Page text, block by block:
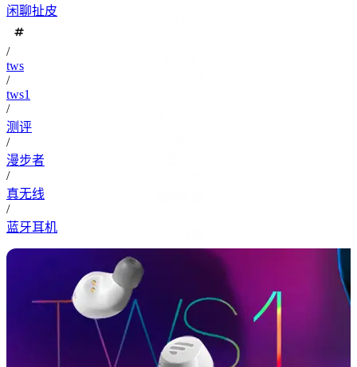
2070super
3900x
AC2100
AMD
闲聊扯皮
/
tws
/
tws1
/
测评
/
漫步者
/
真无线
/
蓝牙耳机